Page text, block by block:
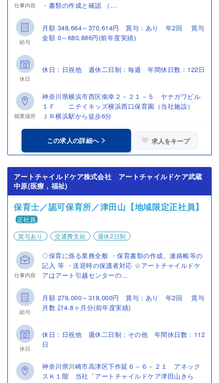
仕事内容
・書類の作成と確認 （...
給与
月額 348,664～370,614円 賞与：あり 年2回 賞与
金額 0～680,886円(前年度実績)
休日
休日：日祝他 週休二日制：毎週 年間休日数：122日
就業場所
神奈川県横浜市西区南幸２－２１－５ ヤナガワビル
１Ｆ ニチイキッズ横浜西口保育園（当社施設）
ＪＲ横浜駅から徒歩6分
この求人の詳細へ 求人をキープ
アートチャイルドケア株式会社 アートチャイルドケア武蔵
中原(医療，福祉)
保育士／認可保育所／津田山【地域限定正社員】
正社員
賞与あり
交通費支給 週休2日制
仕事内容
◇保育に係る業務全般 ・保育書類の作成、連絡帳等の
記入 等 ・送迎時の保護者対応 ☆アートチャイルドケ
アはアート引越センターの...
給与
月額 278,000～318,000円 賞与：あり 年2回 賞与
月数 計4.8ヶ月分(前年度実績)
休日
休日：日祝他 週休二日制：その他 年間休日数：112
日
神奈川県川崎市高津区下作延６－６－２１ アネック
スＫ１階 当社「アートチャイルドケア津田山きら